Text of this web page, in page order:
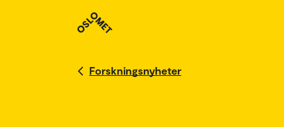
Forskningsnyheter